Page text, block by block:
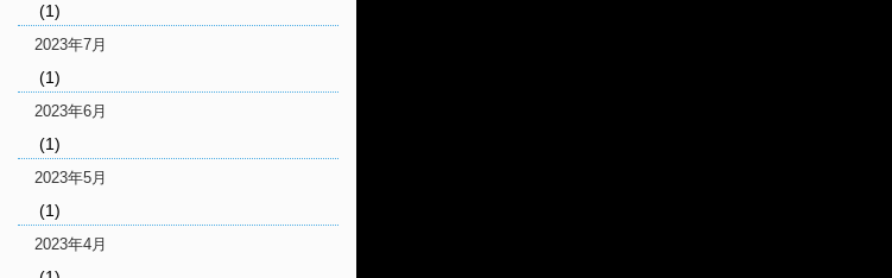
(1)
2023年7月
(1)
2023年6月
(1)
2023年5月
(1)
2023年4月